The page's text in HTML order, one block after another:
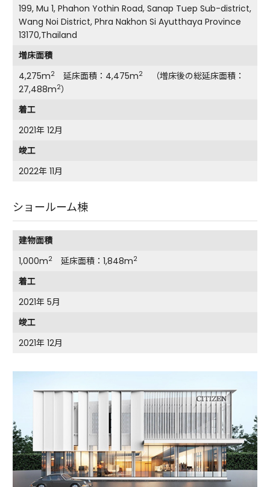
199, Mu 1, Phahon Yothin Road, Sanap Tuep Sub-district,
Wang Noi District, Phra Nakhon Si Ayutthaya Province
13170,Thailand
増床面積
4,275m2 延床面積：4,475m2
（増床後の総延床面積：
27,488m2）
着工
2021年 12月
竣工
2022年 11月
ショールーム棟
建物面積
1,000m2 延床面積：1,848m2
着工
2021年 5月
竣工
2021年 12月